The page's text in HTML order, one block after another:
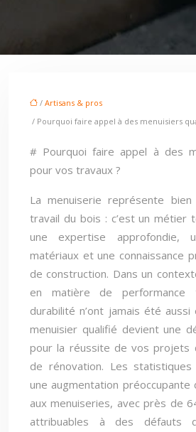
/ Artisans & pros
/ Pourquoi faire appel à des menuisiers
# Pourquoi faire appel à des
pour vos travaux ?
La menuiserie représente bien
travail du bois : c’est un métier
une expertise approfondie,
matériaux et une connaissance
de construction. Dans un
en matière de performance
durabilité n’ont jamais été aussi
menuisier qualifié devient une
pour la réussite de vos projets
de rénovation. Les statistiques
une augmentation
aux menuiseries, avec près de
attribuables à des défauts